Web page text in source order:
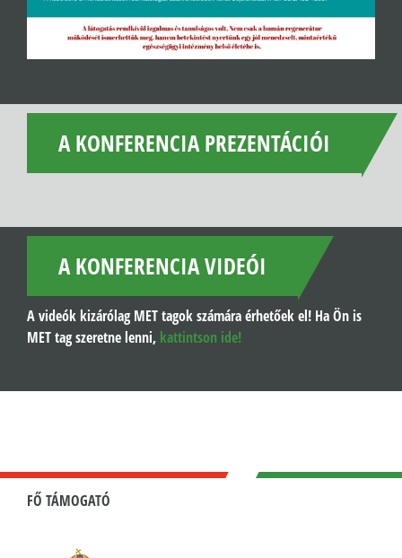
A KONFERENCIA PREZENTÁCIÓI
A KONFERENCIA VIDEÓI
A videók kizárólag MET tagok számára érhetőek el! Ha Ön is
MET tag szeretne lenni, kattintson ide!
FŐ TÁMOGATÓ